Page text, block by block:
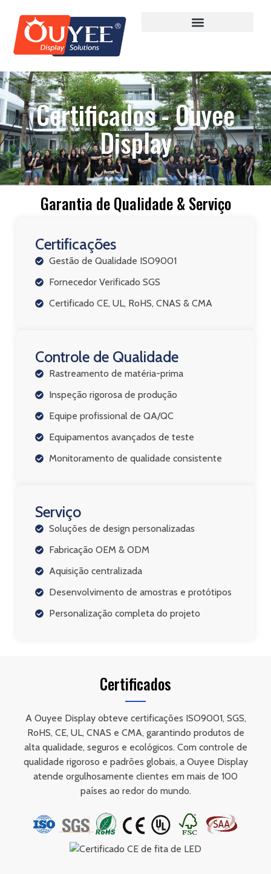
Certificados - Ouyee
Display
Garantia de Qualidade & Serviço
Certificações
Gestão de Qualidade ISO9001
Fornecedor Verificado SGS
Certificado CE, UL, RoHS, CNAS & CMA
Controle de Qualidade
Rastreamento de matéria-prima
Inspeção rigorosa de produção
Equipe profissional de QA/QC
Equipamentos avançados de teste
Monitoramento de qualidade consistente
Serviço
Soluções de design personalizadas
Fabricação OEM & ODM
Aquisição centralizada
Desenvolvimento de amostras e protótipos
Personalização completa do projeto
Certificados
A Ouyee Display obteve certificações ISO9001, SGS,
RoHS, CE, UL, CNAS e CMA, garantindo produtos de
alta qualidade, seguros e ecológicos. Com controle de
qualidade rigoroso e padrões globais, a Ouyee Display
atende orgulhosamente clientes em mais de 100
países ao redor do mundo.